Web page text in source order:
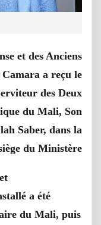
et des Anciens
a reçu le
des Deux
du Mali, Son
Saber, dans la
du Ministère
a été
du Mali, puis